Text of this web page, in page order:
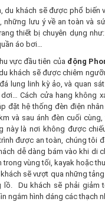
du khách sẽ được phổ biến
, những lưu ý về an toàn và
thiết bị chuyên dụng
áo bơi…
vực đầu tiên của động
khách sẽ được chiêm
lung linh kỳ ảo, và quan
Cách cửa hang không
đặt hệ thống đèn điện
và sau ánh đèn cuối
này là nơi không được
được an toàn, chúng tôi
dễ dàng bám vào khi di
trong vùng tối, kayak hoặc
sẽ vượt qua những
lồ. Du khách sẽ phải giảm
ngắm hình dáng các thạch